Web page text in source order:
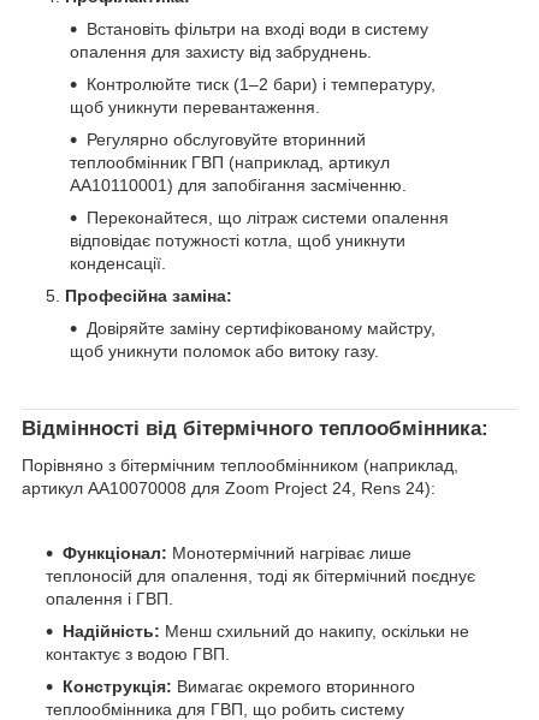
Встановіть фільтри на вході води в систему
опалення для захисту від забруднень.
Контролюйте тиск (1–2 бари) і температуру,
щоб уникнути перевантаження.
Регулярно обслуговуйте вторинний
теплообмінник ГВП (наприклад, артикул
AA10110001) для запобігання засміченню.
Переконайтеся, що літраж системи опалення
відповідає потужності котла, щоб уникнути
конденсації.
Професійна заміна:
Довіряйте заміну сертифікованому майстру,
щоб уникнути поломок або витоку газу.
Відмінності від бітермічного теплообмінника:
Порівняно з бітермічним теплообмінником (наприклад,
артикул AA10070008 для Zoom Project 24, Rens 24):
Функціонал: Монотермічний нагріває лише
теплоносій для опалення, тоді як бітермічний поєднує
опалення і ГВП.
Надійність: Менш схильний до накипу, оскільки не
контактує з водою ГВП.
Конструкція: Вимагає окремого вторинного
теплообмінника для ГВП, що робить систему